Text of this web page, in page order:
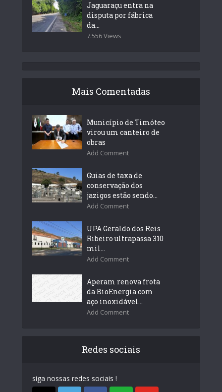
Jaguaraçu entra na
disputa por fábrica
da...
7.556 Views
Mais Comentadas
Município de Timóteo
virou um canteiro de
obras
Add Comment
Guias de taxa de
conservação dos
jazigos estão sendo...
Add Comment
UPA Geraldo dos Reis
Ribeiro ultrapassa 310
mil...
Add Comment
Aperam renova frota
da BioEnergia com
aço inoxidável...
Add Comment
Redes sociais
siga nossas redes sociais !